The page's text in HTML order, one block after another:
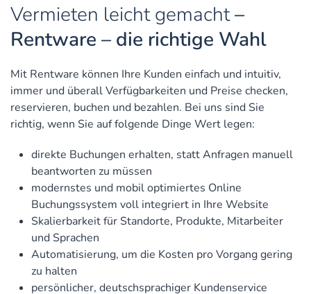
Vermieten leicht gemacht–
Rentware – die richtige Wahl
Mit Rentware können Ihre Kunden einfach und intuitiv,
immer und überall Verfüg­bar­keiten und Preise checken,
reservieren, buchen und bezahlen. Bei uns sind Sie
richtig, wenn Sie auf folgende Dinge Wert legen:
direkte Buchungen erhalten, statt Anfragen manuell
beantworten zu müssen
modernstes und mobil optimiertes Online
Buchungssystem voll integriert in Ihre Website
Skalierbarkeit für Standorte, Produkte, Mitarbeiter
und Sprachen
Automatisierung, um die Kosten pro Vorgang gering
zu halten
persönlicher, deutschsprachiger Kundenservice